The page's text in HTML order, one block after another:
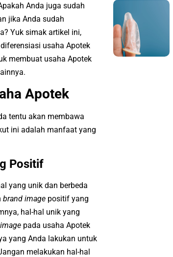
Anda juga sudah
jika Anda sudah
Yuk simak artikel ini,
usaha Apotek
membuat usaha Apotek
Apotek
tentu akan membawa
ini adalah manfaat yang
Positif
yang unik dan berbeda
brand image positif yang
hal-hal unik yang
pada usaha Apotek
yang Anda lakukan untuk
melakukan hal-hal